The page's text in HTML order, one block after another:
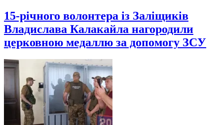
15-річного волонтера із Заліщиків
Владислава Калакайла нагородили
церковною медаллю за допомогу ЗСУ